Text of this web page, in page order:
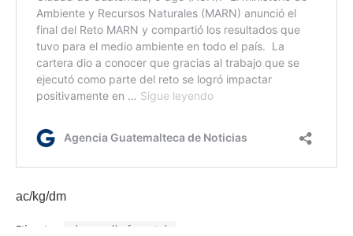
ac/kg/dm
Etiquetas: desarrollo forestal